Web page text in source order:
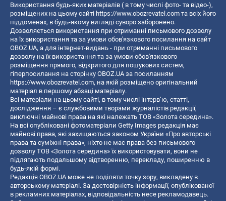
Використання будь-яких матеріалів ( в тому числі фото- та відео-),
розміщених на цьому сайті https://www.obozrevatel.com та всіх його
піддоменах, в будь-якому вигляді суворо заборонено.
Дозволяється використання при отриманні письмового дозволу
на їх використання та за умови обов'язкового посилання на сайт
OBOZ.UA, а для інтернет-видань - при отриманні письмового
дозволу на їх використання та за умови обов'язкового
розміщення прямого, відкритого для пошукових систем,
гіперпосилання на сторінку OBOZ.UA за посиланням
https://www.obozrevatel.com, на якій розміщено оригінальний
матеріал в першому абзаці матеріалу.
Всі матеріали на цьому сайті, в тому числі інтерв’ю, статті,
дослідження – є службовими творами журналістів редакції,
виключні майнові права на які належать ТОВ «Золота середина».
На всі опубліковані фотоматеріали Getty Images редакція має
майнові права, які захищаються законом України «Про авторські
права та суміжні права», ніхто не має права без письмового
дозволу ТОВ «Золота середина» їх використовувати, вони не
підлягають подальшому відтворенню, перекладу, поширенню в
будь-якій формі.
Редакція OBOZ.UA може не поділяти точку зору, викладену в
авторському матеріалі. За достовірність інформації, опублікованої
в рекламних матеріалах, відповідальність несе рекламодавець.